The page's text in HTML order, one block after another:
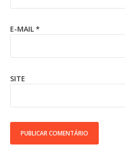
E-MAIL *
SITE